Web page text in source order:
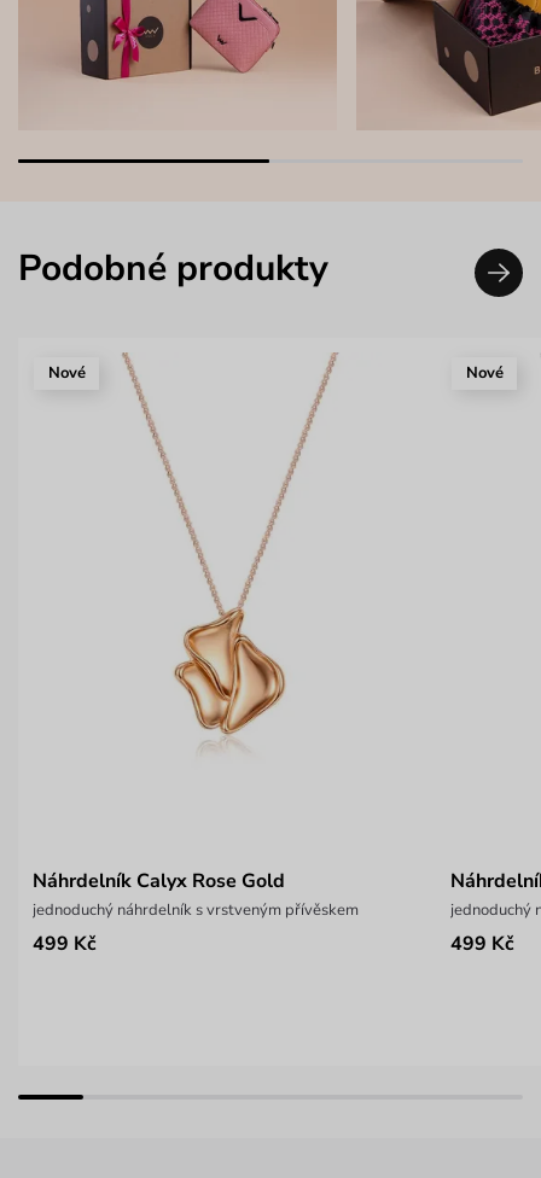
Podobné produkty
Nové
Náhrdelník Calyx Rose Gold
jednoduchý náhrdelník s vrstveným přívěskem
499 Kč
Nové
jednoduchý
499 Kč